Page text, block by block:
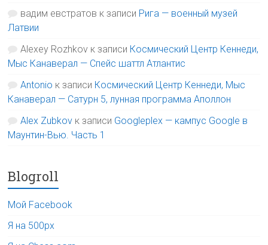
вадим евстратов к записи Рига — военный музей
Латвии
Alexey Rozhkov к записи Космический Центр Кеннеди,
Мыс Канаверал — Спейс шаттл Атлантис
Antonio к записи Космический Центр Кеннеди, Мыс
Канаверал — Сатурн 5, лунная программа Аполлон
Alex Zubkov к записи Googleplex — кампус Google в
Маунтин-Вью. Часть 1
Blogroll
Мой Facebook
Я на 500px